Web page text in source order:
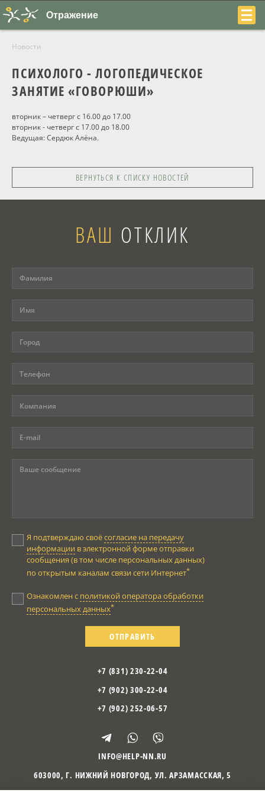
+7
(831)
04
Программы
Вебинары
Персоналии
Статьи
Новости
Отражение
Новости
ПСИХОЛОГО - ЛОГОПЕДИЧЕСКОЕ
ЗАНЯТИЕ «ГОВОРЮШИ»
вторник – четверг с 16.00 до 17.00
вторник - четверг с 17.00 до 18.00
Ведущая: Сердюк Алёна.
ВЕРНУТЬСЯ К СПИСКУ НОВОСТЕЙ
ВАШ ОТКЛИК
Я подтверждаю своёсогласие на передачу
информации в электронной форме отправки
сообщения (в том числе персональных данных)
по открытым каналам связи сети Интернет*
Ознакомлен с политикой оператора обработки
персональных данных*
ОТПРАВИТЬ
+7 (831) 230-22-04
+7 (902) 300-22-04
+7 (902) 252-06-57
INFO@HELP-NN.RU
603000, Г. НИЖНИЙ НОВГОРОД, УЛ. АРЗАМАССКАЯ, 5